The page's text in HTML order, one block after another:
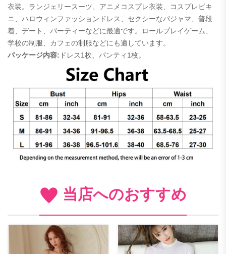
衣装。ランジェリースーツ、アニメコスプレ衣装、コスプレビキ
ニ、ハロウィンファッションドレス、セクシーなパジャマ、普段
着、デート、パーティーなどに最適です。ロールプレイゲーム、
学校の制服、カフェの制服などにも適しています。
パッケージ内容: ドレス1枚、パンティ1枚。
当店へのおすすめ